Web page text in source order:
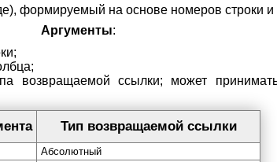
формируемый на основе номеров строки и
Аргументы:
возвращаемой ссылки; может
Тип возвращаемой ссылки
Абсолютный